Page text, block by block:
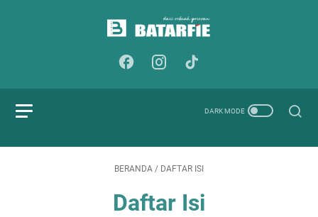
BERANDA / DAFTAR ISI
Daftar Isi